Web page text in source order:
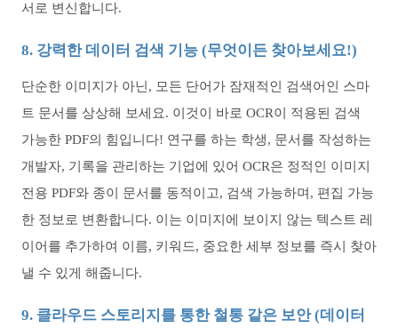
서로 변신합니다.
8. 강력한 데이터 검색 기능 (무엇이든 찾아보세요!)
단순한 이미지가 아닌, 모든 단어가 잠재적인 검색어인 스마
트 문서를 상상해 보세요. 이것이 바로 OCR이 적용된 검색
가능한 PDF의 힘입니다! 연구를 하는 학생, 문서를 작성하는
개발자, 기록을 관리하는 기업에 있어 OCR은 정적인 이미지
전용 PDF와 종이 문서를 동적이고, 검색 가능하며, 편집 가능
한 정보로 변환합니다. 이는 이미지에 보이지 않는 텍스트 레
이어를 추가하여 이름, 키워드, 중요한 세부 정보를 즉시 찾아
낼 수 있게 해줍니다.
9. 클라우드 스토리지를 통한 철통 같은 보안 (데이터